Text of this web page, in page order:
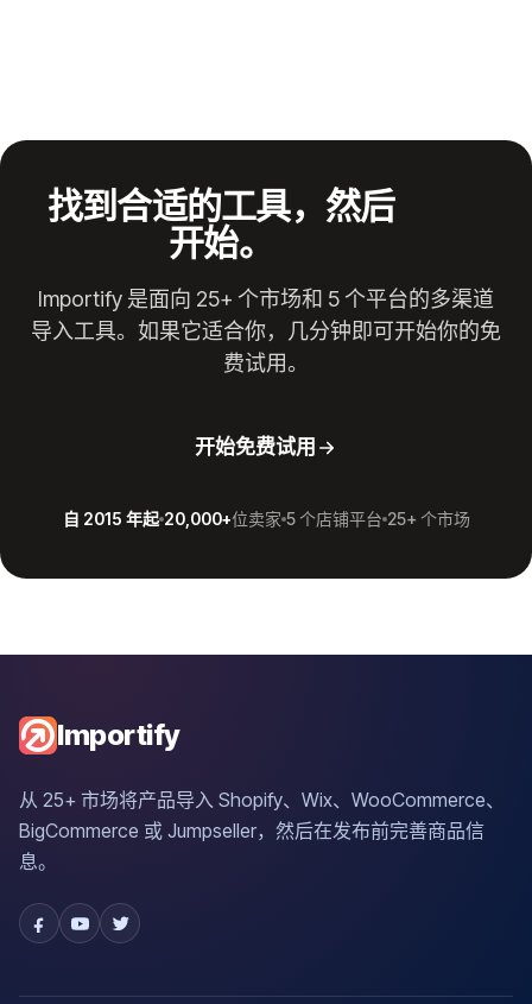
找到合适的工具，然后
开始。
Importify 是面向 25+ 个市场和 5 个平台的多渠道
导入工具。如果它适合你，几分钟即可开始你的免
费试用。
开始免费试用
自 2015 年起 20,000+位卖家 5 个店铺平台 25+ 个市场
Importify
从 25+ 市场将产品导入 Shopify、Wix、WooCommerce、
BigCommerce 或 Jumpseller，然后在发布前完善商品信
息。